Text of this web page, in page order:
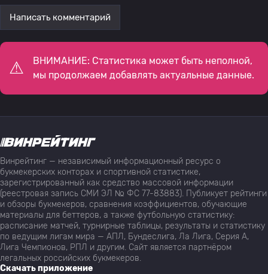
Написать комментарий
ВНИМАНИЕ: Статистика может быть неполной,
мы продолжаем добавлять актуальные данные.
Винрейтинг — независимый информационный ресурс о
букмекерских конторах и спортивной статистике,
зарегистрированный как средство массовой информации
(реестровая запись СМИ ЭЛ № ФС 77-83883). Публикует рейтинги
и обзоры букмекеров, сравнения коэффициентов, обучающие
материалы для беттеров, а также футбольную статистику:
расписание матчей, турнирные таблицы, результаты и статистику
по ведущим лигам мира — АПЛ, Бундеслига, Ла Лига, Серия А,
Лига Чемпионов, РПЛ и другим. Сайт является партнёром
легальных российских букмекеров.
Скачать приложение